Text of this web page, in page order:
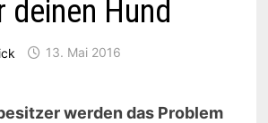
deinen Hund
13. Mai 2016
werden das Problem